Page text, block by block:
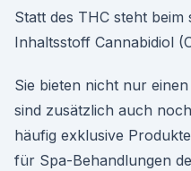
Statt des THC steht
Inhaltsstoff Cannabidiol
Sie bieten nicht nur
sind zusätzlich auch
häufig exklusive
für Spa-Behandlungen